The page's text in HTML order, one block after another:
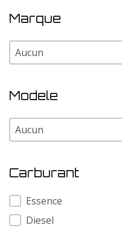
Marque
Marque
Marque
Modele
Modele
Modele
Carburant
Carburant
Essence
Diesel